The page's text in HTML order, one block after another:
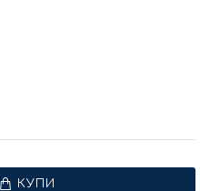
КУПИ